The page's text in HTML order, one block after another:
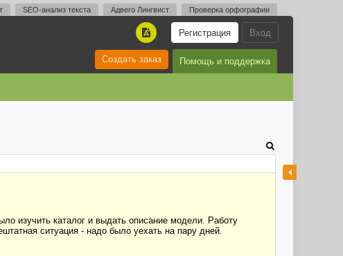
SEO-анализ текста Адвего Лингвист Проверка орфографии
Вход
Регистрация
A
Помощь и поддержка
Создать заказ
изучить каталог и выдать описание модели. Работу
ситуация - надо было уехать на пару дней.